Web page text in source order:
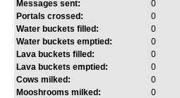
Messages sent:
0
Portals crossed:
0
Water buckets filled:
0
Water buckets emptied:
0
Lava buckets filled:
0
Lava buckets emptied:
0
Cows milked:
0
Mooshrooms milked:
0